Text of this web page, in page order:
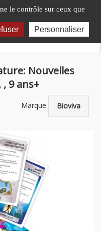
le contrôle sur ceux que
Personnaliser
Nouvelles
9 ans+
Marque Bioviva